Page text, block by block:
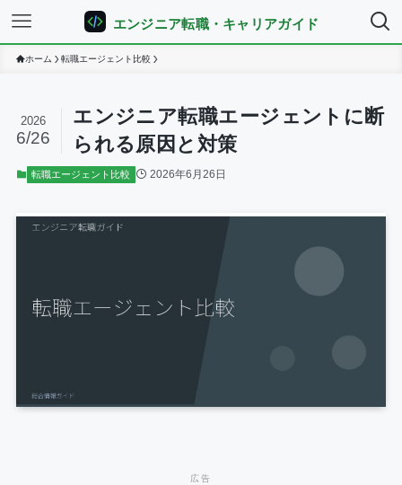
エンジニア転職・キャリアガイド
ホーム 転職エージェント比較
エンジニア転職エージェントに断
られる原因と対策
2026
6/26
転職エージェント比較 2026年6月26日